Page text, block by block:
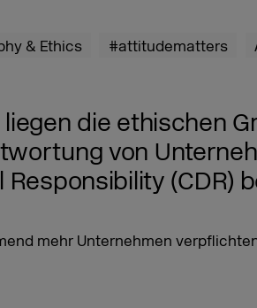
abonnieren
& Ethics #attitudematters
liegen die ethischen
von
Responsibility (CDR)